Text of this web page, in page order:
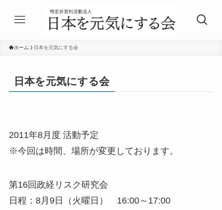
ホーム 日本を元気にする会
日本を元気にする会
2011年8月度 活動予定
※今回は時間、場所が変更しております。
第16回政経リスク研究会
日程：8月9日（火曜日） 16:00～17:00